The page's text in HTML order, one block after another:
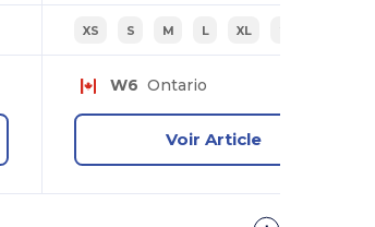
XS S M L XL
W6 Ontario
Voir Article